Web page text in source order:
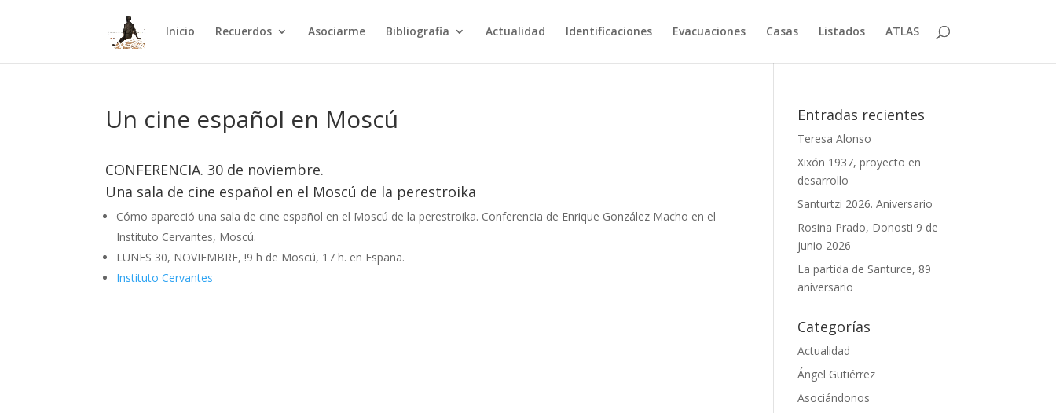
Inicio Recuerdos Asociarme Bibliografia Actualidad Identificaciones Evacuaciones Casas Listados ATLAS
Un cine español en Moscú
CONFERENCIA. 30 de noviembre.
Una sala de cine español en el Moscú de la perestroika
Cómo apareció una sala de cine español en el Moscú de la perestroika. Conferencia de Enrique González Macho en el
Instituto Cervantes, Moscú.
LUNES 30, NOVIEMBRE, !9 h de Moscú, 17 h. en España.
Instituto Cervantes
Entradas recientes
Teresa Alonso
Xixón 1937, proyecto en
desarrollo
Santurtzi 2026. Aniversario
Rosina Prado, Donosti 9 de
junio 2026
La partida de Santurce, 89
aniversario
Categorías
Actualidad
Ángel Gutiérrez
Asociándonos